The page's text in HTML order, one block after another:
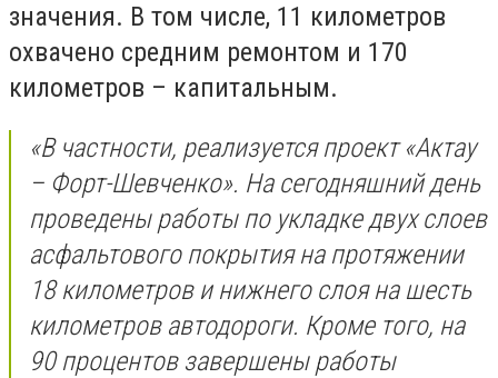
значения. В том числе, 11 километров
охвачено средним ремонтом и 170
километров – капитальным.
«В частности, реализуется проект «Актау
– Форт-Шевченко». На сегодняшний день
проведены работы по укладке двух слоев
асфальтового покрытия на протяжении
18 километров и нижнего слоя на шесть
километров автодороги. Кроме того, на
90 процентов завершены работы